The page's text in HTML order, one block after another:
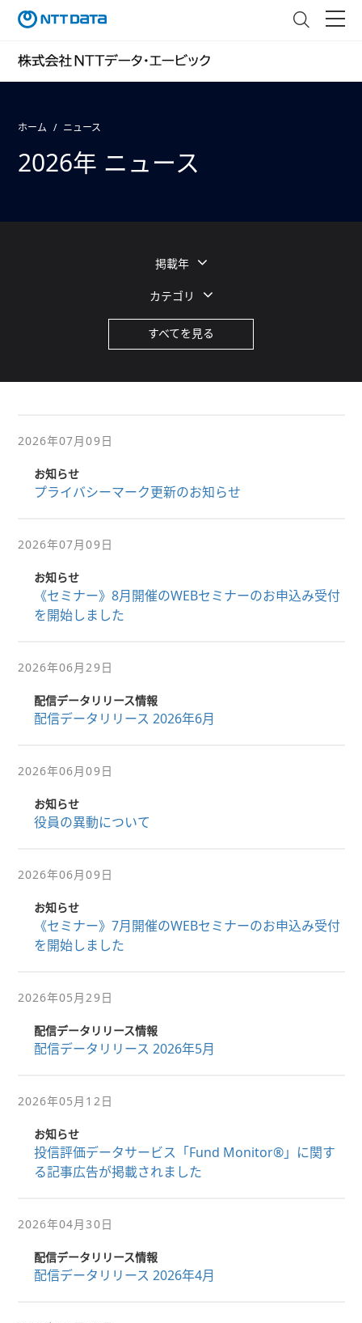
ホーム ニュース
2026年 ニュース
掲載年
カテゴリ
すべてを見る
2026年07月09日
お知らせ
プライバシーマーク更新のお知らせ
2026年07月09日
お知らせ
《セミナー》8月開催のWEBセミナーのお申込み受付
を開始しました
2026年06月29日
配信データリリース情報
配信データリリース 2026年6月
2026年06月09日
お知らせ
役員の異動について
2026年06月09日
お知らせ
《セミナー》7月開催のWEBセミナーのお申込み受付
を開始しました
2026年05月29日
配信データリリース情報
配信データリリース 2026年5月
2026年05月12日
お知らせ
投信評価データサービス「Fund Monitor®」に関す
る記事広告が掲載されました
2026年04月30日
配信データリリース情報
配信データリリース 2026年4月